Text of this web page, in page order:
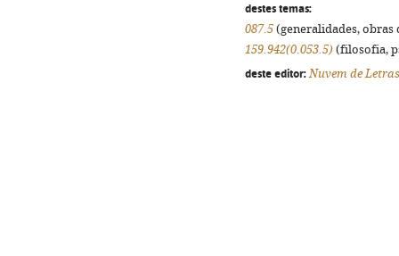
destes temas:
087.5 (generalidades,
159.942(0.053.5) (filosofia,
deste editor: Nuvem de Letras